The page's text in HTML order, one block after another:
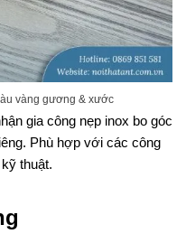
vàng gương & xước
gia công nẹp inox bo góc
Phù hợp với các công
thuật.